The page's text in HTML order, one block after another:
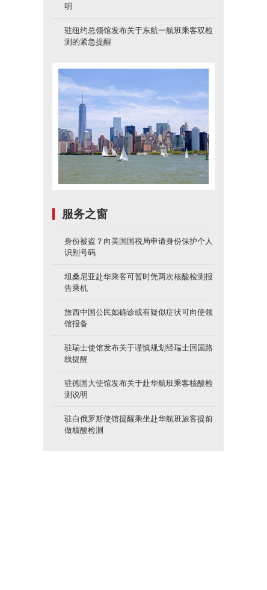
明
驻纽约总领馆发布关于东航一航班乘客双检
测的紧急提醒
服务之窗
身份被盗？向美国国税局申请身份保护个人
识别号码
坦桑尼亚赴华乘客可暂时凭两次核酸检测报
告乘机
旅西中国公民如确诊或有疑似症状可向使领
馆报备
驻瑞士使馆发布关于谨慎规划经瑞士回国路
线提醒
驻德国大使馆发布关于赴华航班乘客核酸检
测说明
驻白俄罗斯使馆提醒乘坐赴华航班旅客提前
做核酸检测